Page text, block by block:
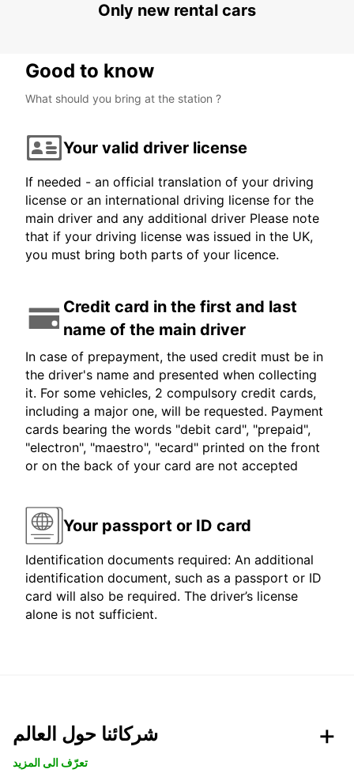
Only new rental cars
Good to know
What should you bring at the station ?
Your valid driver license
If needed - an official translation of your driving
license or an international driving license for the
main driver and any additional driver Please note
that if your driving license was issued in the UK,
you must bring both parts of your licence.
Credit card in the first and last
name of the main driver
In case of prepayment, the used credit must be in
the driver's name and presented when collecting
it. For some vehicles, 2 compulsory credit cards,
including a major one, will be requested. Payment
cards bearing the words "debit card", "prepaid",
"electron", "maestro", "ecard" printed on the front
or on the back of your card are not accepted
Your passport or ID card
Identification documents required: An additional
identification document, such as a passport or ID
card will also be required. The driver’s license
alone is not sufficient.
شركائنا حول العالم
تعرّف الى المزيد